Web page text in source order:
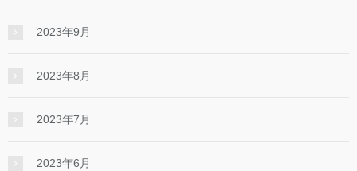
2023年9月
2023年8月
2023年7月
2023年6月